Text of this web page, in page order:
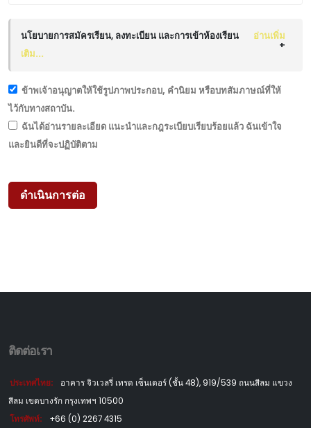
นโยบายการสมัครเรียน, ลงทะเบียน และการเข้าห้องเรียน
อ่านเพิ่ม
เติม...
ข้าพเจ้าอนุญาตให้ใช้รูปภาพประกอบ, คำนิยม หรือบทสัมภาษณ์ที่ให้
ไว้กับทางสถาบัน.
ฉันได้อ่านรายละเอียด แนะนำและกฎระเบียบเรียบร้อยแล้ว ฉันเข้าใจ
และยินดีที่จะปฏิบัติตาม
ติดต่อเรา
ประเทศไทย:
อาคาร จิวเวลรี่ เทรด เซ็นเตอร์ (ชั้น 48), 919/539 ถนนสีลม แขวง
สีลม เขตบางรัก กรุงเทพฯ 10500
โทรศัพท์:
+66 (0) 2267 4315